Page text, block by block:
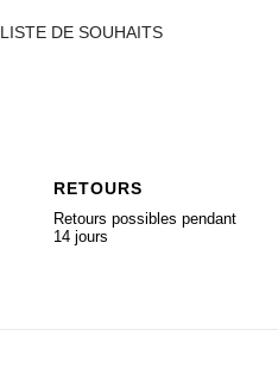
LISTE DE SOUHAITS
RETOURS
Retours possibles pendant
14 jours